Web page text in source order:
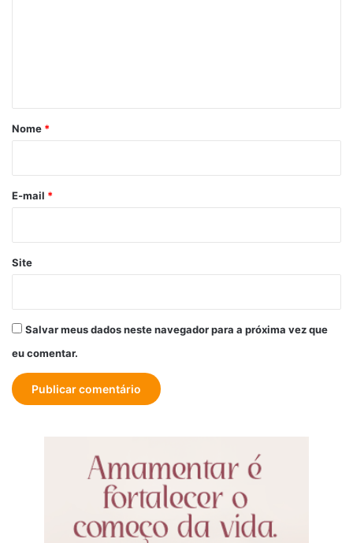
r
*
Nome *
E-mail *
Site
Salvar meus dados neste navegador para a próxima vez que
eu comentar.